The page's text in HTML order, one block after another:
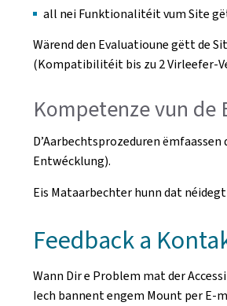
all nei Funktionalitéit vum Site
Wärend den Evaluatioune gëtt de
(Kompatibilitéit bis zu 2 Virleefer-
Kompetenze vun de
D’Aarbechtsprozeduren
Entwécklung).
Eis Mataarbechter hunn dat
Feedback a
Wann Dir e Problem mat der
Iech bannent engem Mount per